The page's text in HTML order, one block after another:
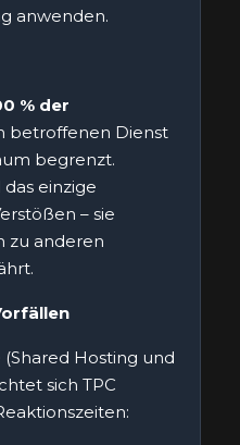
anwenden.
% der
betroffenen Dienst
begrenzt.
einzige
– sie
zu anderen
Hosting und
sich TPC